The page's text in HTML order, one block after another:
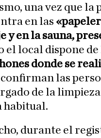
una vez que
en las
y en la sauna,
el local dispone de
donde se
las
de la
habitual.
durante el